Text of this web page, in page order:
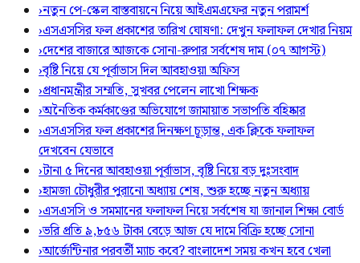
›নতুন পে-স্কেল বাস্তবায়নে নিয়ে আইএমএফের নতুন পরামর্শ
›এসএসসির ফল প্রকাশের তারিখ ঘোষণা: দেখুন ফলাফল দেখার নিয়ম
›দেশের বাজারে আজকে সোনা-রুপার সর্বশেষ দাম (০৭ আগস্ট)
›বৃষ্টি নিয়ে যে পূর্বাভাস দিল আবহাওয়া অফিস
›প্রধানমন্ত্রীর সম্মতি, সুখবর পেলেন লাখো শিক্ষক
›অনৈতিক কর্মকাণ্ডের অভিযোগে জামায়াত সভাপতি বহিষ্কার
›এসএসসির ফল প্রকাশের দিনক্ষণ চূড়ান্ত, এক ক্লিকে ফলাফল
দেখবেন যেভাবে
›টানা ৫ দিনের আবহাওয়া পূর্বাভাস, বৃষ্টি নিয়ে বড় দুঃসংবাদ
›হামজা চৌধুরীর পুরানো অধ্যায় শেষ, শুরু হচ্ছে নতুন অধ্যায়
›এসএসসি ও সমমানের ফলাফল নিয়ে সর্বশেষ যা জানাল শিক্ষা বোর্ড
›ভরি প্রতি ৯,৮৫৬ টাকা বেড়ে আজ যে দামে বিক্রি হচ্ছে সোনা
›আর্জেন্টিনার পরবর্তী ম্যাচ কবে? বাংলাদেশ সময় কখন হবে খেলা